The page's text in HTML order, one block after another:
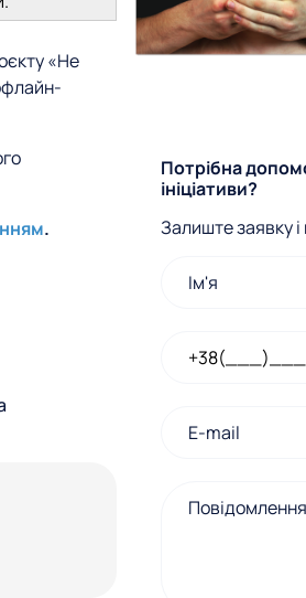
«Не
.
Ф
о
р
Потрібна
ініціативи?
Залиште заявку